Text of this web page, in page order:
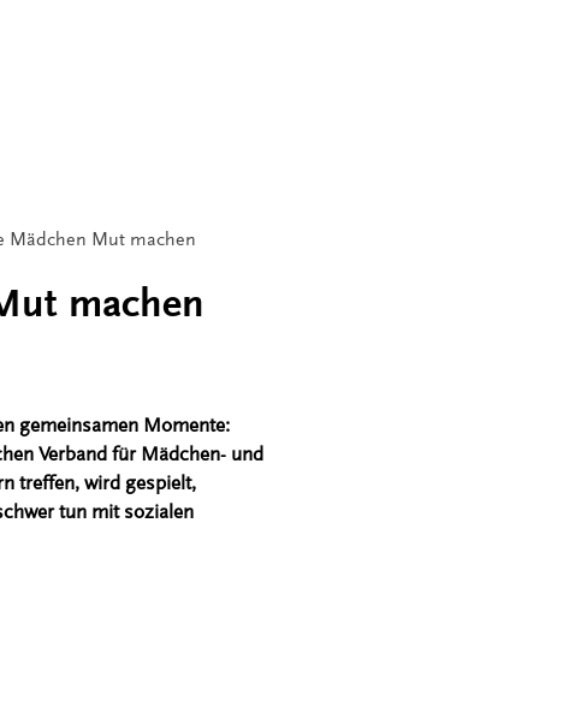
Mädchen Mut machen
machen
gemeinsamen Momente:
Verband für Mädchen- und
treffen, wird gespielt,
tun mit sozialen